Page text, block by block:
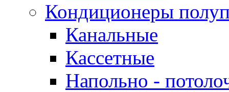
Кондиционеры
Канальные
Кассетные
Напольно -